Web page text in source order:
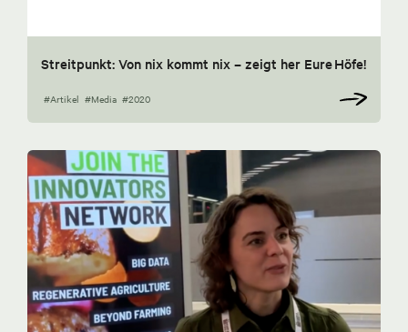
Streitpunkt: Von nix kommt nix – zeigt her Eure Höfe!
#Artikel #Media #2020